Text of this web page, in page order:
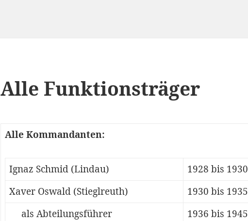
Alle Funktionsträger
Alle Kommandanten:
Ignaz Schmid (Lindau)
1928 bis 1930
Xaver Oswald (Stieglreuth)
1930 bis 1935
als Abteilungsführer
1936 bis 1945